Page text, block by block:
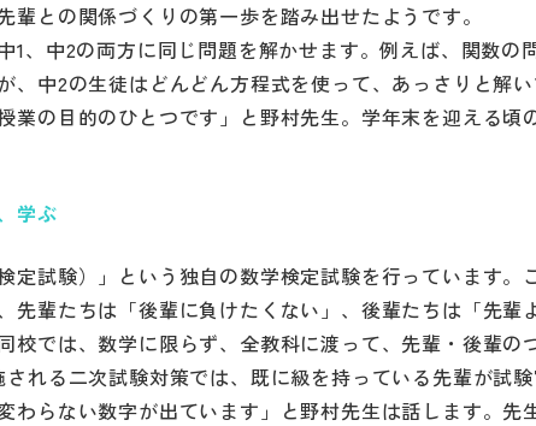
との関係づくりの第一歩を踏み出せたようです。
1、中2の両方に同じ問題を解かせます。例えば、関数の
、中2の生徒はどんどん方程式を使って、あっさりと解
業の目的のひとつです」と野村先生。学年末を迎える頃
学ぶ
定試験）」という独自の数学検定試験を行っています。
輩たちは「後輩に負けたくない」、後輩たちは「先輩
校では、数学に限らず、全教科に渡って、先輩・後輩の
れる二次試験対策では、既に級を持っている先輩が試験
わらない数字が出ています」と野村先生は話します。先